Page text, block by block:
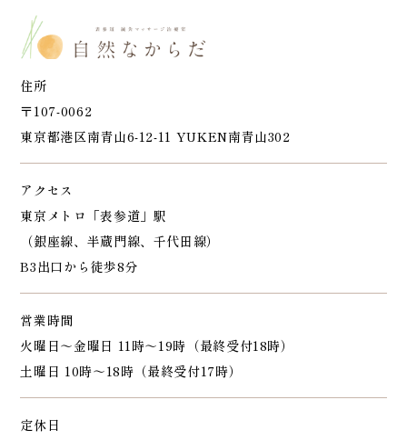
住所
〒107-0062
東京都港区南青山6-12-11 YUKEN南青山302
アクセス
東京メトロ「表参道」駅
（銀座線、半蔵門線、千代田線）
B3出口から徒歩8分
営業時間
火曜日～金曜日 11時～19時（最終受付18時）
土曜日 10時～18時（最終受付17時）
定休日